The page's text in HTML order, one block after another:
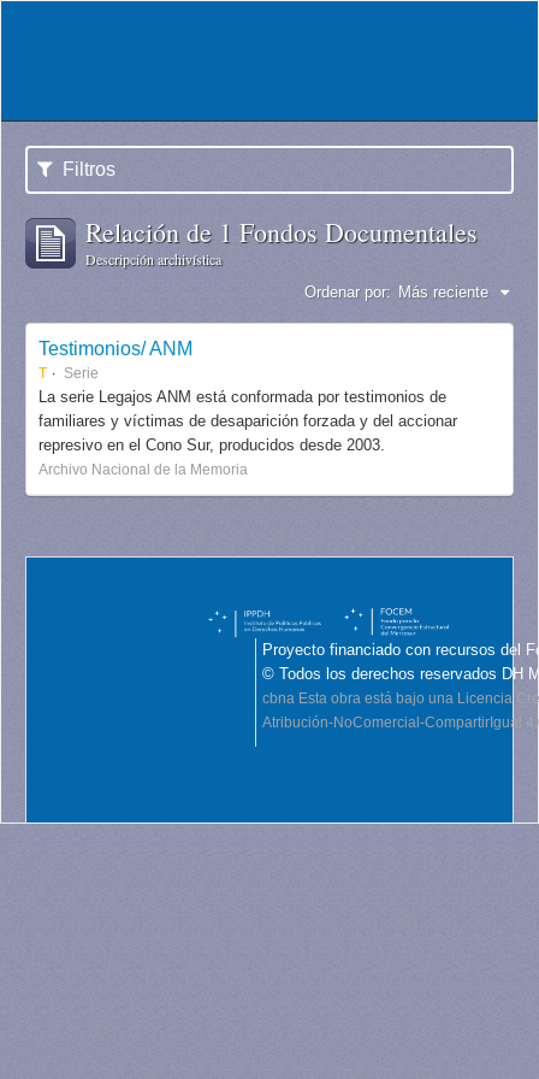
Filtros
Relación de 1 Fondos Documentales
Descripción archivística
Ordenar por: Más reciente
Testimonios/ ANM
T Serie
La serie Legajos ANM está conformada por testimonios de
familiares y víctimas de desaparición forzada y del accionar
represivo en el Cono Sur, producidos desde 2003.
Archivo Nacional de la Memoria
Proyecto financiado con recursos del
© Todos los derechos reservados DH
cbna Esta obra está bajo una Licencia
Atribución-NoComercial-CompartirIgual